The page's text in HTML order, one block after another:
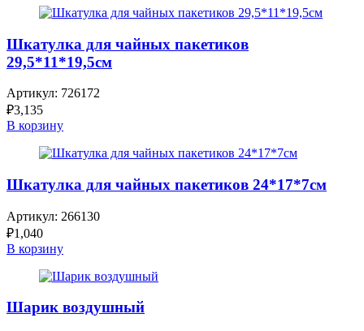
Шкатулка для чайных пакетиков
29,5*11*19,5см
Артикул: 726172
₽3,135
В корзину
Шкатулка для чайных пакетиков 24*17*7см
Артикул: 266130
₽1,040
В корзину
Шарик воздушный